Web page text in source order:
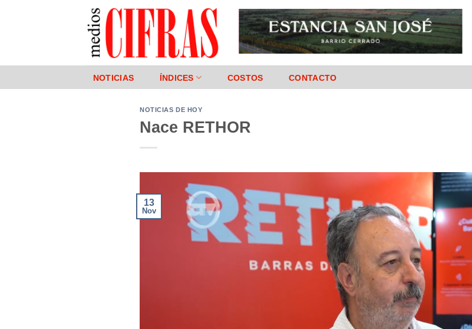
NOTICIAS ÍNDICES COSTOS CONTACTO
NOTICIAS DE HOY
Nace RETHOR
13
Nov